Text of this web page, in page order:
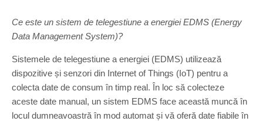
Ce este un sistem de telegestiune a energiei EDMS (Energy
Data Management System)?
Sistemele de telegestiune a energiei (EDMS) utilizează
dispozitive și senzori din Internet of Things (IoT) pentru a
colecta date de consum în timp real. În loc să colecteze
aceste date manual, un sistem EDMS face această muncă în
locul dumneavoastră în mod automat și vă oferă date fiabile în